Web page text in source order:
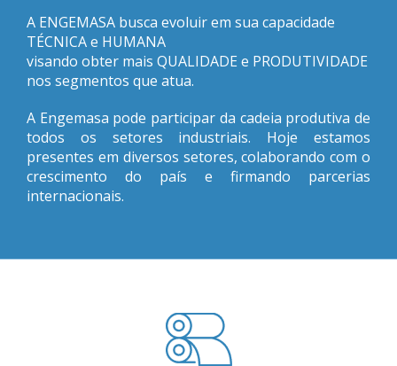
A ENGEMASA busca evoluir em sua capacidade
TÉCNICA e HUMANA
visando obter mais QUALIDADE e PRODUTIVIDADE
nos segmentos que atua.
A Engemasa pode participar da cadeia produtiva de
todos os setores industriais. Hoje estamos
presentes em diversos setores, colaborando com o
crescimento do país e firmando parcerias
internacionais.